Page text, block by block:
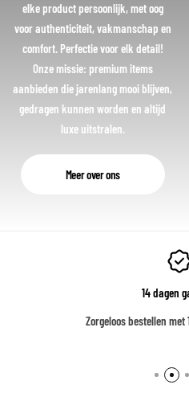
elke product persoonlijk, met oog
voor authenticiteit, vakmanschap en
comfort. Perfectie voor elk detail!
Onze missie: premium items
aanbieden die jarenlang mooi blijven,
gedragen kunnen worden en altijd
luxe uitstralen.
Meer over ons
Veilig
Kies voor betalen met iDEAL